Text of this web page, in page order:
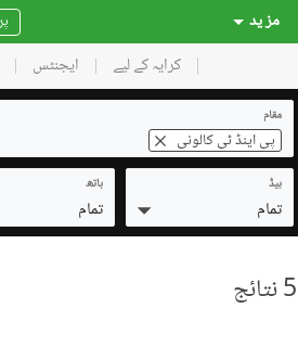
مز ید
کرایہ کے لیے ایجنٹس
مقام
پی اینڈ ٹی کالونی
بیڈ
تمام
باتھ
تمام